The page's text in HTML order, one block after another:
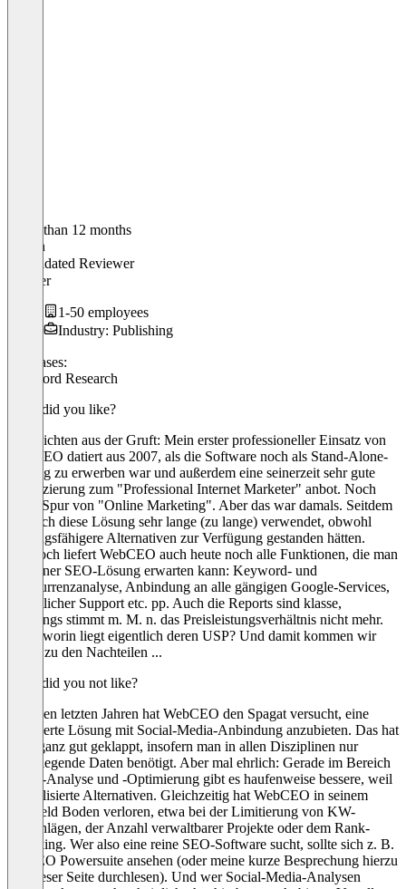
Older than 12 months
Martin
Validated Reviewer
Inhaber
1-50 employees
Industry: Publishing
Use cases:
Keyword Research
What did you like?
Geschichten aus der Gruft: Mein erster professioneller Einsatz von
WebCEO datiert aus 2007, als die Software noch als Stand-Alone-
Lösung zu erwerben war und außerdem eine seinerzeit sehr gute
Zertifizierung zum "Professional Internet Marketer" anbot. Noch
keine Spur von "Online Marketing". Aber das war damals. Seitdem
habe ich diese Lösung sehr lange (zu lange) verwendet, obwohl
leistungsfähigere Alternativen zur Verfügung gestanden hätten.
Dennoch liefert WebCEO auch heute noch alle Funktionen, die man
von einer SEO-Lösung erwarten kann: Keyword- und
Konkurrenzanalyse, Anbindung an alle gängigen Google-Services,
ordentlicher Support etc. pp. Auch die Reports sind klasse,
allerdings stimmt m. M. n. das Preisleistungsverhältnis nicht mehr.
Denn worin liegt eigentlich deren USP? Und damit kommen wir
schon zu den Nachteilen ...
What did you not like?
... in den letzten Jahren hat WebCEO den Spagat versucht, eine
integrierte Lösung mit Social-Media-Anbindung anzubieten. Das hat
auch ganz gut geklappt, insofern man in allen Disziplinen nur
grundlegende Daten benötigt. Aber mal ehrlich: Gerade im Bereich
SoMe-Analyse und -Optimierung gibt es haufenweise bessere, weil
spezialisierte Alternativen. Gleichzeitig hat WebCEO in seinem
Kernfeld Boden verloren, etwa bei der Limitierung von KW-
Vorschlägen, der Anzahl verwaltbarer Projekte oder dem Rank-
Checking. Wer also eine reine SEO-Software sucht, sollte sich z. B.
die SEO Powersuite ansehen (oder meine kurze Besprechung hierzu
auf dieser Seite durchlesen). Und wer Social-Media-Analysen